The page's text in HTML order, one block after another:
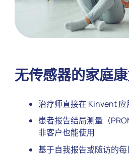
无传感器的家庭
治疗师直接在 Kinvent
患者报告结局测量（
非客户也能使用
基于自我报告或随访的